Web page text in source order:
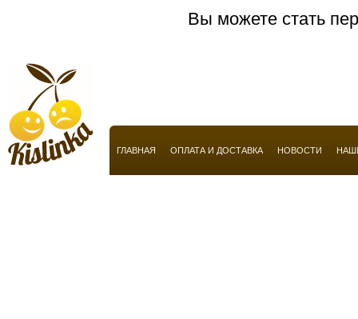
Armand Basi
Armani
Atelier Flou
Automobili Lamborghini
Вы можете стать
ГЛАВНАЯ ОПЛАТА И ДОСТАВКА НОВОСТИ